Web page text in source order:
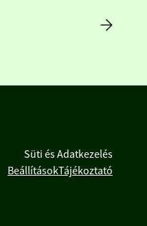
Süti és Adatkezelés
BeállításokTájékoztató